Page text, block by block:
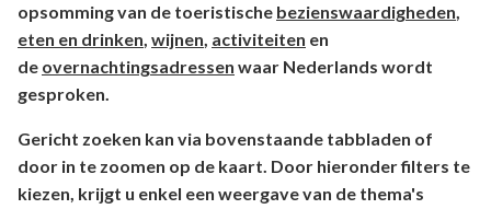
opsomming van de toeristische bezienswaardigheden,
eten en drinken, wijnen, activiteiten en
de overnachtingsadressen waar Nederlands wordt
gesproken.
Gericht zoeken kan via bovenstaande tabbladen of
door in te zoomen op de kaart. Door hieronder filters te
kiezen, krijgt u enkel een weergave van de thema's